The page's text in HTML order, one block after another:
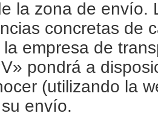
la zona de envío.
concretas de
empresa de
pondrá a
(utilizando la
envío.